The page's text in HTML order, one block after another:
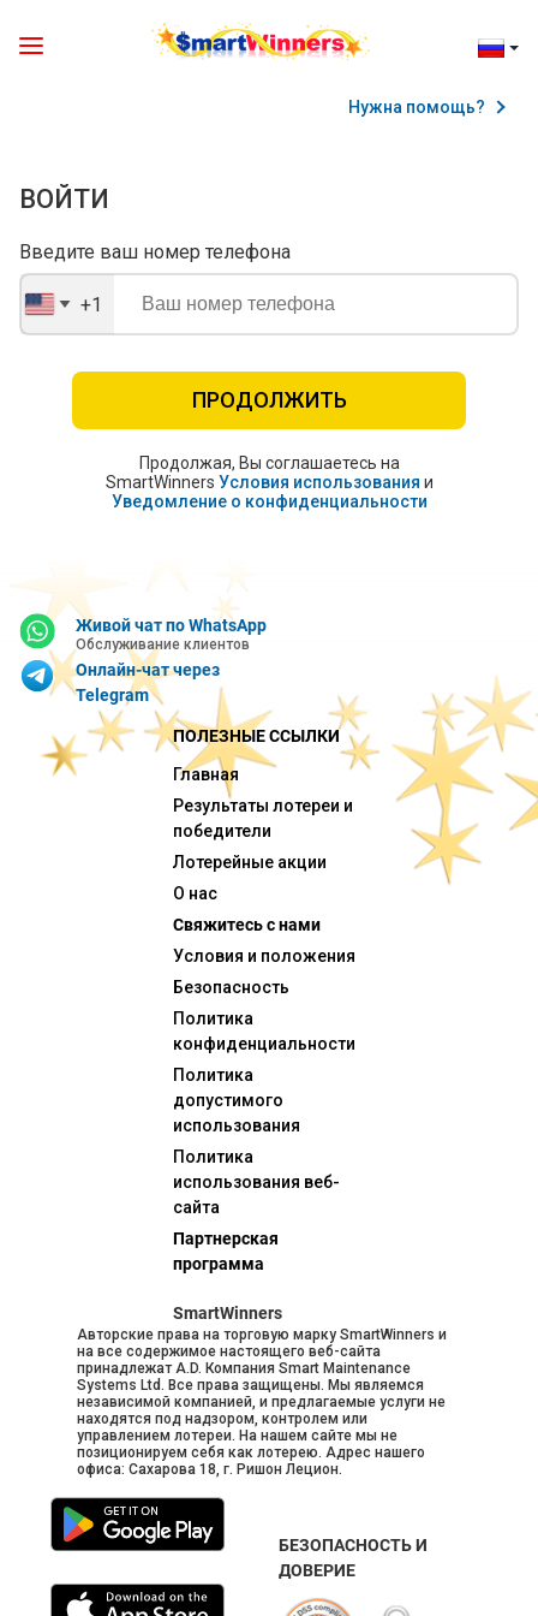
ВОЙТИ
Нужна помощь?
Введите ваш номер телефона
United
States
+1
ПРОДОЛЖИТЬ
Продолжая, Вы соглашаетесь на
SmartWinners Условия использования и
Уведомление о конфиденциальности
Живой чат по WhatsApp
Обслуживание клиентов
Онлайн-чат через
Telegram
ПОЛЕЗНЫЕ ССЫЛКИ
Главная
Результаты лотереи и
победители
Лотерейные акции
О нас
Свяжитесь с нами
Условия и положения
Безопасность
Политика
конфиденциальности
Политика
допустимого
использования
Политика
использования веб-
сайта
Партнерская
программа
SmartWinners
Авторские права на торговую марку SmartWinners и
на все содержимое настоящего веб-сайта
принадлежат A.D. Компания Smart Maintenance
Systems Ltd. Все права защищены. Мы являемся
независимой компанией, и предлагаемые услуги не
находятся под надзором, контролем или
управлением лотереи. На нашем сайте мы не
позиционируем себя как лотерею. Адрес нашего
офиса: Сахарова 18, г. Ришон Лецион.
БЕЗОПАСНОСТЬ И
ДОВЕРИЕ